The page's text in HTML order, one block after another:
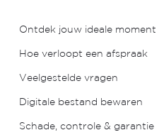
Ontdek jouw ideale moment
Hoe verloopt een afspraak
Veelgestelde vragen
Digitale bestand bewaren
Schade, controle & garantie